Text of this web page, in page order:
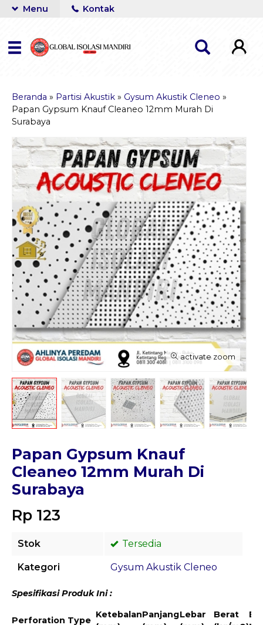
Menu Kontak
Beranda » Partisi Akustik » Gysum Akustik Cleneo »
Papan Gypsum Knauf Cleaneo 12mm Murah Di
Surabaya
activate zoom
Papan Gypsum Knauf
Cleaneo 12mm Murah Di
Surabaya
Rp 123
Stok Tersedia
Kategori Gysum Akustik Cleneo
Spesifikasi Produk Ini :
Perforation Type
KetebalanPanjangLebar
Berat